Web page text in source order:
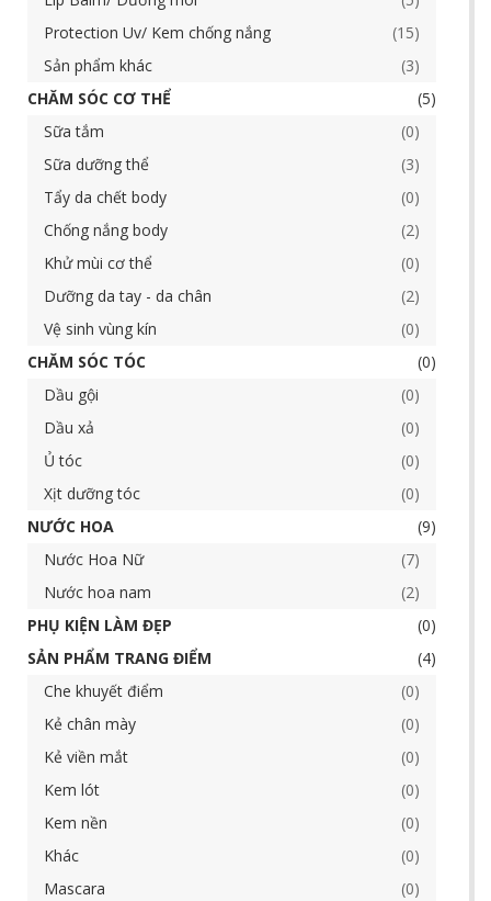
Protection Uv/ Kem chống nắng
15
Sản phẩm khác
3
CHĂM SÓC CƠ THỂ
5
Sữa tắm
0
Sữa dưỡng thể
3
Tẩy da chết body
0
Chống nắng body
2
Khử mùi cơ thể
0
Dưỡng da tay - da chân
2
Vệ sinh vùng kín
0
CHĂM SÓC TÓC
0
Dầu gội
0
Dầu xả
0
Ủ tóc
0
Xịt dưỡng tóc
0
NƯỚC HOA
9
Nước Hoa Nữ
7
Nước hoa nam
2
PHỤ KIỆN LÀM ĐẸP
0
SẢN PHẨM TRANG ĐIỂM
4
Che khuyết điểm
0
Kẻ chân mày
0
Kẻ viền mắt
0
Kem lót
0
Kem nền
0
Khác
0
Mascara
0